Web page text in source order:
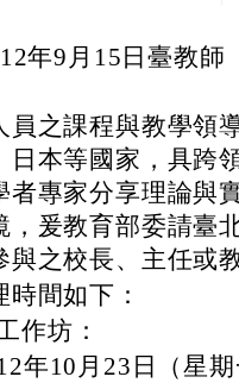
年9月15日臺教師
員之課程與教學領
日本等國家，具跨
者專家分享理論與
，爰教育部委請臺
與之校長、主任或
間如下：
作坊：
年10月23日（星